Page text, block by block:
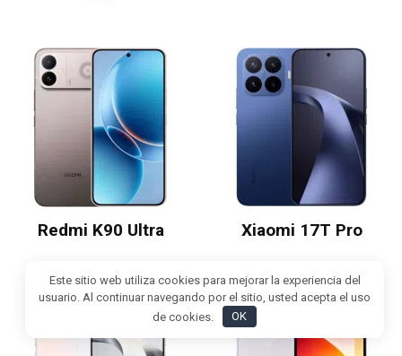
Redmi K90 Ultra Xiaomi 17T Pro
Este sitio web utiliza cookies para mejorar la experiencia del
usuario. Al continuar navegando por el sitio, usted acepta el uso
de cookies.
OK